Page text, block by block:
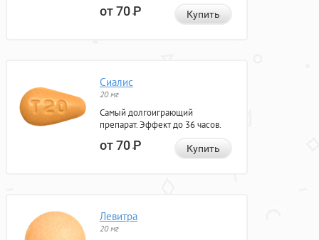
от 70Р Купить
Сиалис
20 мг
Самый долгоиграющий
препарат. Эффект до 36 часов.
от 70Р Купить
Левитра
20 мг